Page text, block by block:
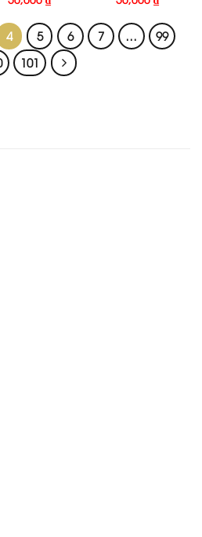
4 5 6 7 …
99
101